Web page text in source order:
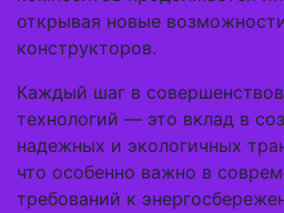
открывая новые
конструкторов.
Каждый шаг в
технологий — это вклад в
надежных и экологичных
что особенно важно в
требований к